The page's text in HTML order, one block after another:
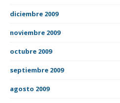
diciembre 2009
noviembre 2009
octubre 2009
septiembre 2009
agosto 2009